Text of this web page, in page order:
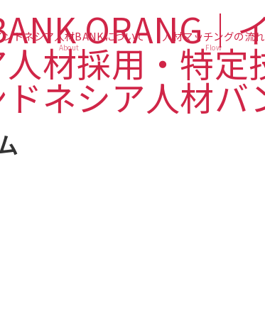
ンドネシア人材BANKについて
About
人材マッチングの流れ
Flow